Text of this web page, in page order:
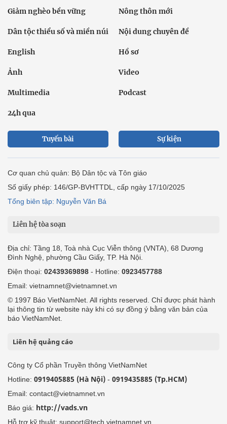
Giảm nghèo bền vững Nông thôn mới
Dân tộc thiểu số và miền núi Nội dung chuyên đề
English Hồ sơ
Ảnh Video
Multimedia Podcast
24h qua
Tuyến bài Sự kiện
Cơ quan chủ quản: Bộ Dân tộc và Tôn giáo
Số giấy phép: 146/GP-BVHTTDL, cấp ngày 17/10/2025
Tổng biên tập: Nguyễn Văn Bá
Liên hệ tòa soạn
Địa chỉ: Tầng 18, Toà nhà Cục Viễn thông (VNTA), 68 Dương
Đình Nghệ, phường Cầu Giấy, TP. Hà Nội.
Điện thoại: 02439369898 - Hotline: 0923457788
Email: vietnamnet@vietnamnet.vn
© 1997 Báo VietNamNet. All rights reserved. Chỉ được phát hành
lại thông tin từ website này khi có sự đồng ý bằng văn bản của
báo VietNamNet.
Liên hệ quảng cáo
Công ty Cổ phần Truyền thông VietNamNet
Hotline: 0919405885 (Hà Nội) - 0919435885 (Tp.HCM)
Email: contact@vietnamnet.vn
Báo giá: http://vads.vn
Hỗ trợ kỹ thuật: support@tech.vietnamnet.vn